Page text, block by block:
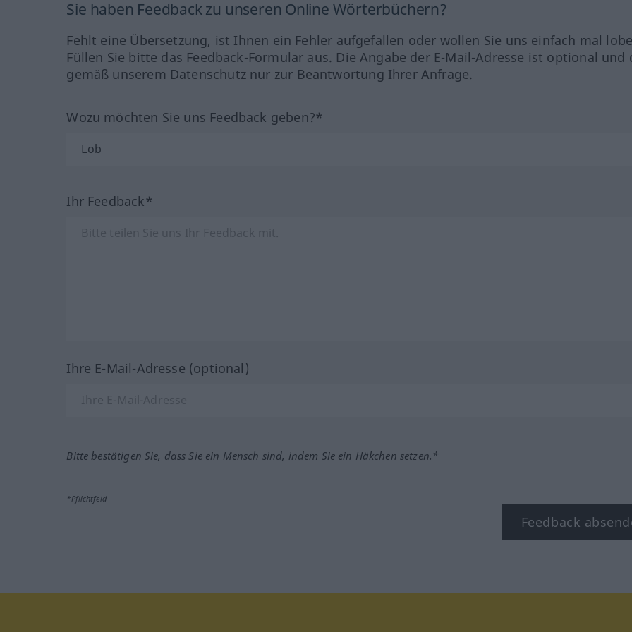
Sie haben Feedback zu unseren Online Wörterbüchern?
Fehlt eine Übersetzung, ist Ihnen ein Fehler aufgefallen oder wollen Sie uns einfach mal
Füllen Sie bitte das Feedback-Formular aus. Die Angabe der E-Mail-Adresse ist optional und
gemäß unserem Datenschutz nur zur Beantwortung Ihrer Anfrage.
Wozu möchten Sie uns Feedback geben?*
Ihr Feedback*
Ihre E-Mail-Adresse (optional)
Bitte bestätigen Sie, dass Sie ein Mensch sind, indem Sie ein Häkchen setzen.*
*Pflichtfeld
Feedback